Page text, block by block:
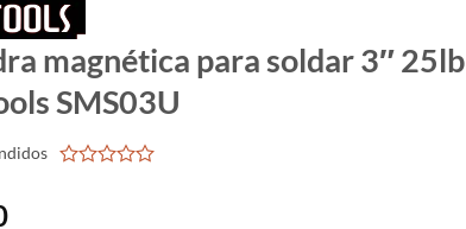
magnética para soldar 3″ 25lb
SMS03U